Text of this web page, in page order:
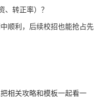
、转正率）？
顺利，后续校招也能抢占先
相关攻略和模板一起看一